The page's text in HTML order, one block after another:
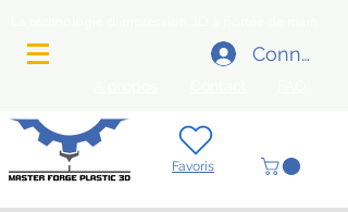
Connexion
Favoris